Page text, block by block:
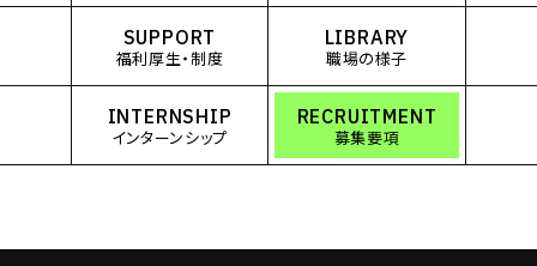
SUPPORT
福利厚生・制度
LIBRARY
職場の様子
INTERNSHIP
インターンシップ
RECRUITMENT
募集要項